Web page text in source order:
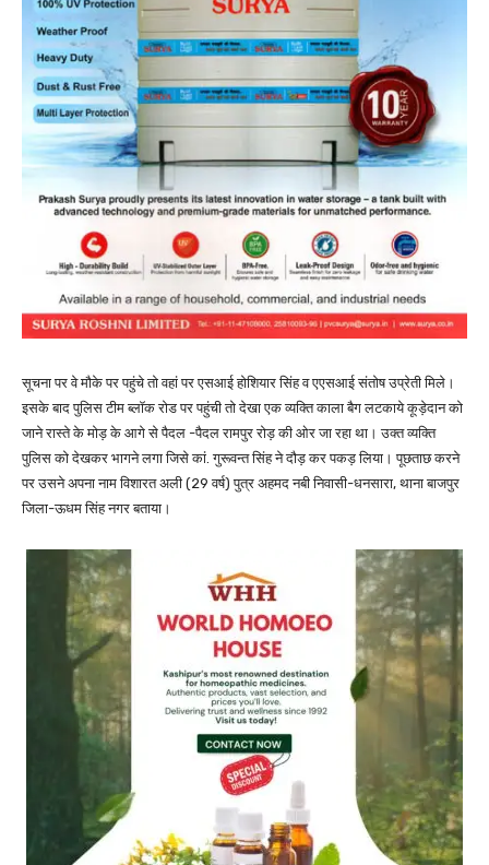
सूचना पर वे मौके पर पहुंचे तो वहां पर एसआई होशियार सिंह व एएसआई संतोष उप्रेती मिले।
इसके बाद पुलिस टीम ब्लॉक रोड पर पहुंची तो देखा एक व्यक्ति काला बैग लटकाये कूड़ेदान को
जाने रास्ते के मोड़ के आगे से पैदल -पैदल रामपुर रोड़ की ओर जा रहा था। उक्त व्यक्ति
पुलिस को देखकर भागने लगा जिसे कां. गुरूवन्त सिंह ने दौड़ कर पकड़ लिया। पूछताछ करने
पर उसने अपना नाम विशारत अली (29 वर्ष) पुत्र अहमद नबी निवासी-धनसारा, थाना बाजपुर
जिला-ऊधम सिंह नगर बताया।